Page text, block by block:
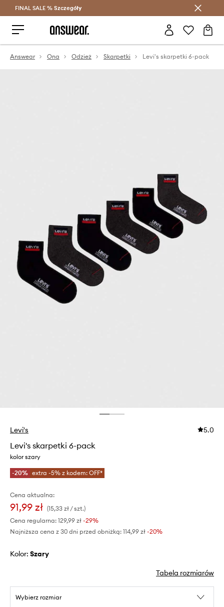
Oszczędzaj z Answear Club >
FINAL SALE % Szczegóły
Answear Ona Odzież Skarpetki Levi's skarpetki 6-pack
Levi's 5.0
Levi's skarpetki 6-pack
kolor szary
-20% extra -5% z kodem: OFF*
Cena aktualna:
91,99 zł (15,33 zł / szt.)
Cena regularna: 129,99 zł -29%
Najniższa cena z 30 dni przed obniżką: 114,99 zł -20%
Kolor: szary
Tabela rozmiarów
Wybierz rozmiar